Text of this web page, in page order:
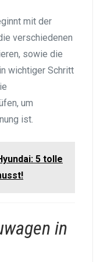
mit der
verschiedenen
sowie die
wichtiger Schritt
um
ist.
5 tolle
in